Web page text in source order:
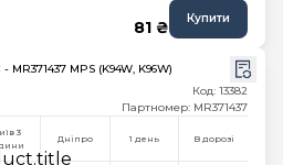
81 ₴ Купити
MPS (K94W, K96W)
Код: 13382
Партномер: MR371437
3
Дніпро 1 день В дорозі